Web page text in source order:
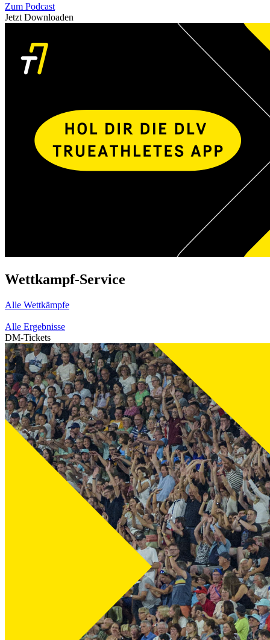
Zum Podcast
Jetzt Downloaden
Wettkampf-Service
Alle Wettkämpfe
Alle Ergebnisse
DM-Tickets